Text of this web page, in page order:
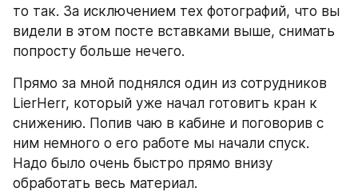
то так. За исключением тех фотографий, что вы
видели в этом посте вставками выше, снимать
попросту больше нечего.
Прямо за мной поднялся один из сотрудников
LierHerr, который уже начал готовить кран к
снижению. Попив чаю в кабине и поговорив с
ним немного о его работе мы начали спуск.
Надо было очень быстро прямо внизу
обработать весь материал.